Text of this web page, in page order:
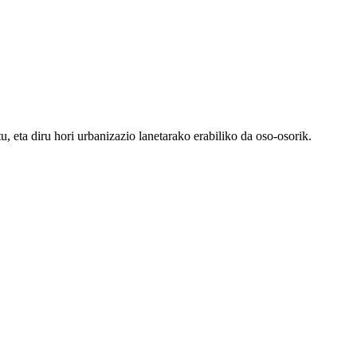
eta diru hori urbanizazio lanetarako erabiliko da oso-osorik.